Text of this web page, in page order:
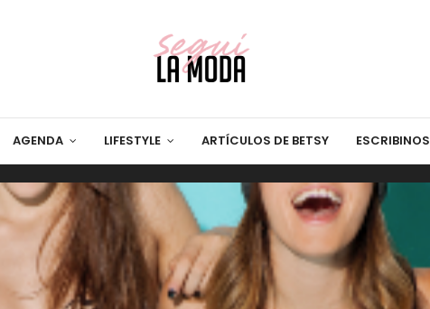
AGENDA LIFESTYLE ARTÍCULOS DE BETSY ESCRIBINOS